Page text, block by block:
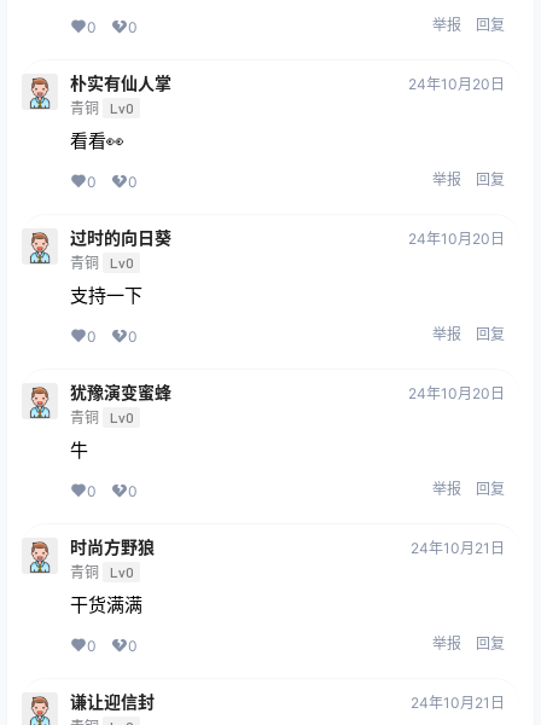
0 0 举报 回复
朴实有仙人掌
青铜 Lv0
24年10月20日
看看👀
0 0 举报 回复
过时的向日葵
青铜 Lv0
24年10月20日
支持一下
0 0 举报 回复
犹豫演变蜜蜂
青铜 Lv0
24年10月20日
牛
0 0 举报 回复
时尚方野狼
青铜 Lv0
24年10月21日
干货满满
0 0 举报 回复
谦让迎信封 24年10月21日